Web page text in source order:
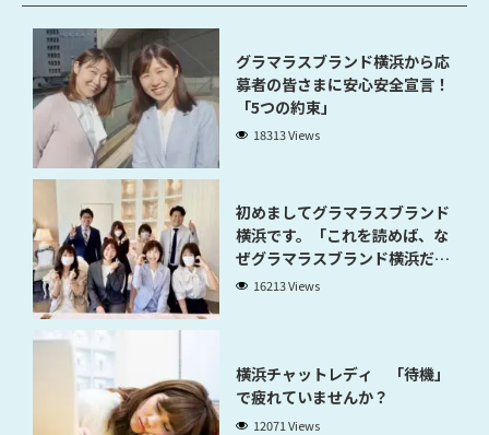
グラマラスブランド横浜から応
募者の皆さまに安心安全宣言！
「5つの約束」
18313 Views
初めましてグラマラスブランド
横浜です。「これを読めば、な
ぜグラマラスブランド横浜だと
稼げるのかが分かります」
16213 Views
横浜チャットレディ 「待機」
で疲れていませんか？
12071 Views